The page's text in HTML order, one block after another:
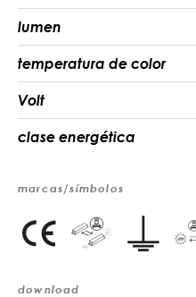
lumen
temperatura de color
Volt
clase energética
marcas/símbolos
download